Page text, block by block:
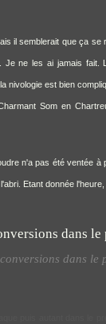
il semblerait que ça
Je ne les ai jamais
nivologie est bien
Som en
n'a pas été ventée
Etant donnée
dans le